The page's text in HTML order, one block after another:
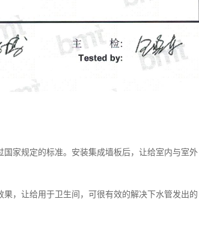
家规定的标准。安装集成墙板后，让给室内与室外
，让给用于卫生间，可很有效的解决下水管发出的